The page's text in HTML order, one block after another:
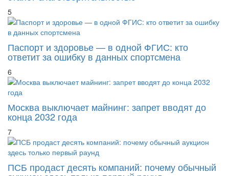
Паспорт и здоровье — в одной ФГИС: кто
ответит за ошибку в данных спортсмена
6
Москва выключает майнинг: запрет вводят до
конца 2032 года
7
ПСБ продаст десять компаний: почему обычный
аукцион здесь только первый раунд